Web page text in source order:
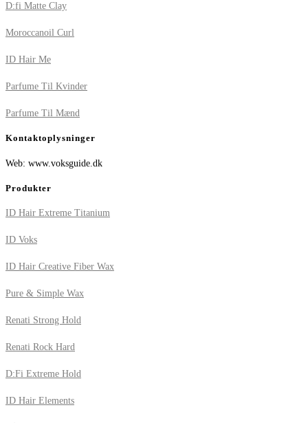
D:fi Matte Clay
Moroccanoil Curl
ID Hair Me
Parfume Til Kvinder
Parfume Til Mænd
Kontaktoplysninger
Web: www.voksguide.dk
Produkter
ID Hair Extreme Titanium
ID Voks
ID Hair Creative Fiber Wax
Pure & Simple Wax
Renati Strong Hold
Renati Rock Hard
D:Fi Extreme Hold
ID Hair Elements